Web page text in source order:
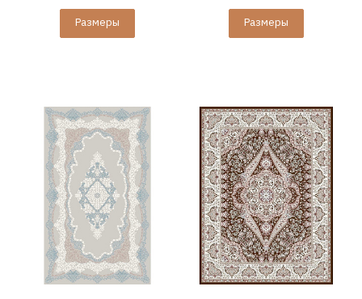
Размеры Размеры